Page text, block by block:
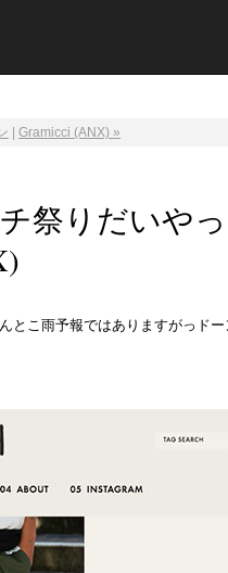
Gramicci (ANX) »
祭りだいやっ
とこ雨予報ではありますがっドー